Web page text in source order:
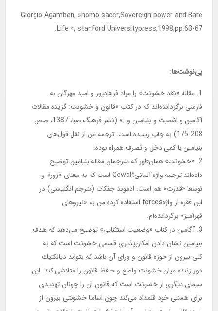
Giorgio Agamben, »homo sacer,Sovereign power and Bare
Life «, stanford Universitypress,1998,pp.63-67.
پی‌نوشت‌ها:
مقاله «نقد خشونت» را مراد فرهادپور و امید مهرگان به
فارسی برگردانده‌اند كه در كتاب «قانون و خشونت: گزیده مقالات
آگامبن و اشمیت و بنیامین و…» (نشر فرهنگ صبا، 1387، صص
208-175) به چاپ رسیده است. ترجمه من از نقل قول‌های
بنیامین با كمی دخل و تصرف همراه بوده.
«خشونت» همان‌طور كه مترجمان مقاله بنیامین توضیح
داده‌اند ترجمه واژه آلمانیGewalt است كه به معنای «زور» و
توسعا «قدرت» هم است. ادموند جفكات (مترجم انگلیسی) در
این فقره از واژهforces استفاده كرده من به «نیروهای
قهرآمیز» برگردانده‌ام.
آگامبن در كتاب «وضعیت استثنایی» توضیح می‌دهد كه هدف
بنیامین نشان دادن امكان‌پذیری قسمی خشونت است كه به
كلی بیرون از حوزه قانون و ورای آن باشد كه بتواند دیالكتیك
دور زننده میان خشونت واضع و حافظ قانون را متلاشی كند. این
سیمای دیگری از خشونت است كه قانون آن را چونان تهدیدی
برای هستی خود قلمداد می‌كند چون اساسا خشونتی بیرون از